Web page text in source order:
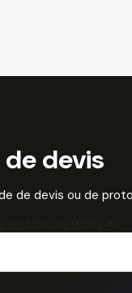
devis
de devis ou de